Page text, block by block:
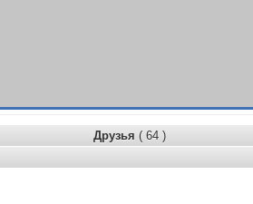
Друзья ( 64 )